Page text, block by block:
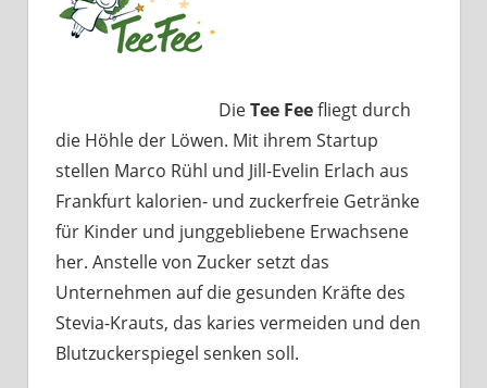
DieTee Feefliegt durch
die Höhle der Löwen. Mit ihrem Startup
stellen Marco Rühl und Jill-Evelin Erlach aus
Frankfurt kalorien- und zuckerfreie Getränke
für Kinder und junggebliebene Erwachsene
her. Anstelle von Zucker setzt das
Unternehmen auf die gesunden Kräfte des
Stevia-Krauts, das karies vermeiden und den
Blutzuckerspiegel senken soll.